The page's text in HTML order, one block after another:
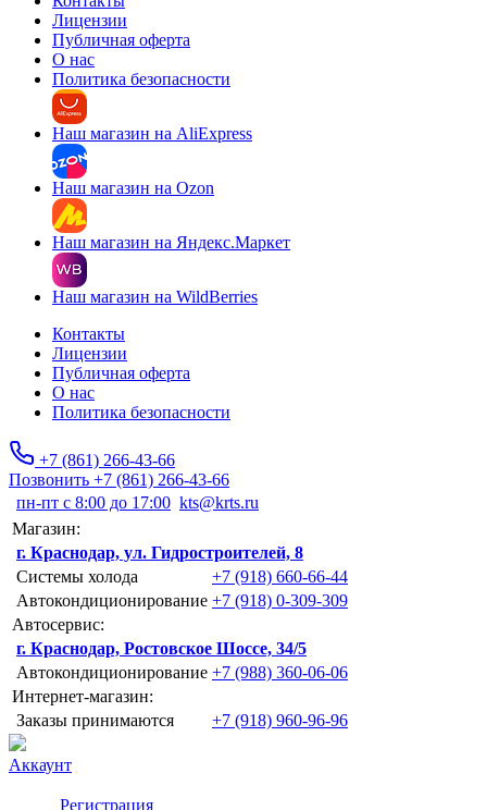
Лицензии
Публичная оферта
О нас
Политика безопасности
Наш магазин на AliExpress
Наш магазин на Ozon
Наш магазин на Яндекс.Маркет
Наш магазин на WildBerries
Контакты
Лицензии
Публичная оферта
О нас
Политика безопасности
+7 (861) 266-43-66
Позвонить +7 (861) 266-43-66
пн-пт с 8:00 до 17:00 kts@krts.ru
Магазин:
г. Краснодар, ул. Гидростроителей, 8
Системы холода
+7 (918) 660-66-44
Автокондиционирование +7 (918) 0-309-309
Автосервис:
г. Краснодар, Ростовское Шоссе, 34/5
Автокондиционирование +7 (988) 360-06-06
Интернет-магазин:
Заказы принимаются
+7 (918) 960-96-96
Аккаунт
Регистрация